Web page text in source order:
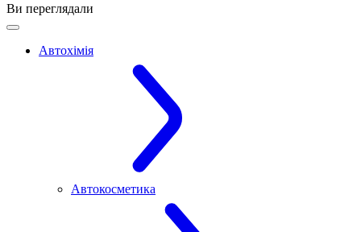
Ви переглядали
Автохімія
Автокосметика